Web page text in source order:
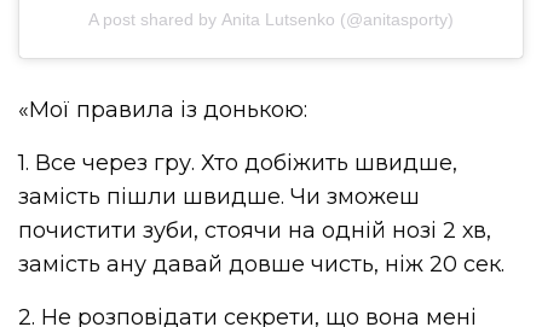
A post shared by Anita Lutsenko (@anitasporty)
«Мої правила із донькою:
1. Все через гру. Хто добіжить швидше,
замість пішли швидше. Чи зможеш
почистити зуби, стоячи на одній нозі 2 хв,
замість ану давай довше чисть, ніж 20 сек.
2. Не розповідати секрети, що вона мені